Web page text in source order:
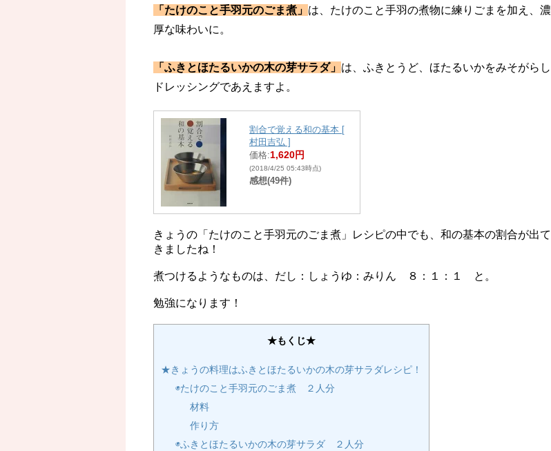
「たけのこと手羽元のごま煮」 は、たけのこと手羽の煮物に練りごまを加え、濃
厚な味わいに。
「ふきとほたるいかの木の芽サラダ」 は、ふきとうど、ほたるいかをみそがらし
ドレッシングであえますよ。
割合で覚える和の基本 [
村田吉弘 ]
価格:1,620円
(2018/4/25 05:43時点)
感想(49件)
きょうの「たけのこと手羽元のごま煮」レシピの中でも、和の基本の割合が出て
きましたね！
煮つけるようなものは、だし：しょうゆ：みりん ８：１：１ と。
勉強になります！
★もくじ★
★きょうの料理はふきとほたるいかの木の芽サラダレシピ！
◉たけのこと手羽元のごま煮 ２人分
材料
作り方
◉ふきとほたるいかの木の芽サラダ ２人分